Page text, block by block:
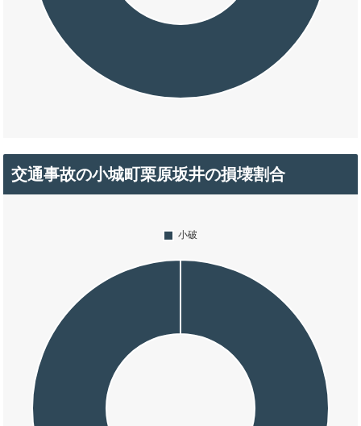
交通事故の小城町栗原坂井の損壊割合